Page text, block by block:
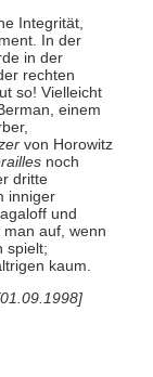
Integrität,
In der
in der
rechten
so! Vielleicht
einem
von Horowitz
noch
dritte
inniger
und
auf, wenn
spielt;
kaum.